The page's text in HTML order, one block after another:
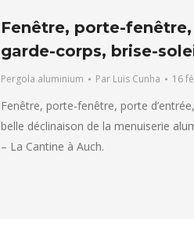
Fenêtre, porte-
garde-corps, brise-
Pergola aluminium Par Luis Cunha 16
Fenêtre, porte-fenêtre, porte
belle déclinaison de la menuiserie
– La Cantine à Auch.